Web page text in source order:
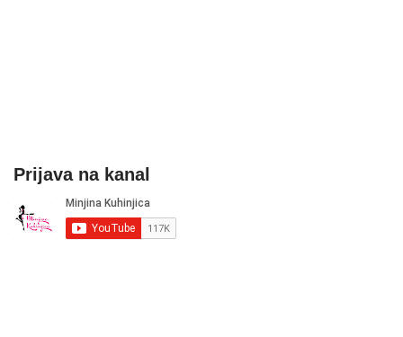
Prijava na kanal